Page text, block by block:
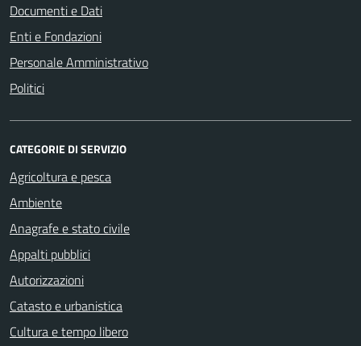
Documenti e Dati
Enti e Fondazioni
Personale Amministrativo
Politici
CATEGORIE DI SERVIZIO
Agricoltura e pesca
Ambiente
Anagrafe e stato civile
Appalti pubblici
Autorizzazioni
Catasto e urbanistica
Cultura e tempo libero